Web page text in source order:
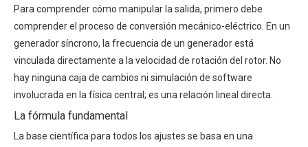
Para comprender cómo manipular la salida, primero debe
comprender el proceso de conversión mecánico-eléctrico. En un
generador síncrono, la frecuencia de un generadorestá
vinculada directamente a la velocidad de rotación del rotor. No
hay ninguna caja de cambios ni simulación de software
involucrada en la física central; es una relación lineal directa.
La fórmula fundamental
La base científica para todos los ajustes se basa en una